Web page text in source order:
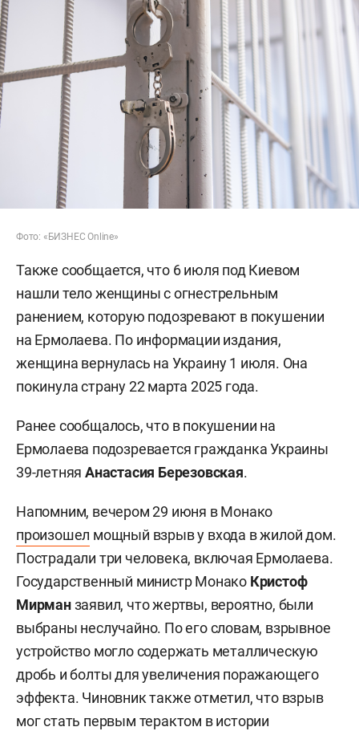
Фото: «БИЗНЕС Online»
Также сообщается, что 6 июля под Киевом
нашли тело женщины с огнестрельным
ранением, которую подозревают в покушении
на Ермолаева. По информации издания,
женщина вернулась на Украину 1 июля. Она
покинула страну 22 марта 2025 года.
Ранее сообщалось, что в покушении на
Ермолаева подозревается гражданка Украины
39-летняяАнастасия Березовская.
Напомним, вечером 29 июня в Монако
произошел мощный взрыв у входа в жилой дом.
Пострадали три человека, включая Ермолаева.
Государственный министр Монако Кристоф
Мирманзаявил, что жертвы, вероятно, были
выбраны неслучайно. По его словам, взрывное
устройство могло содержать металлическую
дробь и болты для увеличения поражающего
эффекта. Чиновник также отметил, что взрыв
мог стать первым терактом в истории